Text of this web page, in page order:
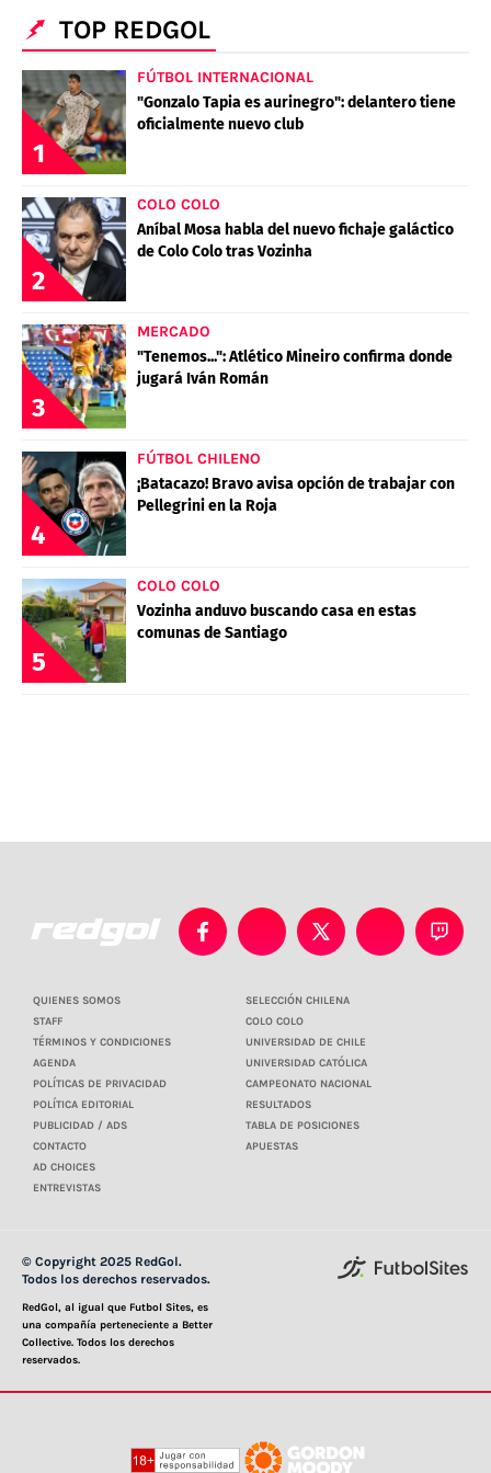
POLÍTICAS DE PRIVACIDAD
POLÍTICA EDITORIAL
PUBLICIDAD / ADS
CONTACTO
AD CHOICES
ENTREVISTAS
TABLA DE POSICIONES
APUESTAS
Términos y Condiciones
Políticas de Privacidad
Ad Choices
compañía perteneciente a Better Collective.
Todos los derechos reservados
TOP REDGOL
1
FÚTBOL INTERNACIONAL
"Gonzalo Tapia es aurinegro": delantero tiene
oficialmente nuevo club
2
COLO COLO
Aníbal Mosa habla del nuevo fichaje galáctico
de Colo Colo tras Vozinha
3
MERCADO
"Tenemos...": Atlético Mineiro confirma donde
jugará Iván Román
4
FÚTBOL CHILENO
¡Batacazo! Bravo avisa opción de trabajar con
Pellegrini en la Roja
5
COLO COLO
Vozinha anduvo buscando casa en estas
comunas de Santiago
QUIENES SOMOS
STAFF
TÉRMINOS Y CONDICIONES
AGENDA
POLÍTICAS DE PRIVACIDAD
POLÍTICA EDITORIAL
PUBLICIDAD / ADS
CONTACTO
AD CHOICES
ENTREVISTAS
SELECCIÓN CHILENA
COLO COLO
UNIVERSIDAD DE CHILE
UNIVERSIDAD CATÓLICA
CAMPEONATO NACIONAL
RESULTADOS
TABLA DE POSICIONES
APUESTAS
© Copyright 2025 RedGol.
Todos los derechos reservados.
RedGol, al igual que Futbol Sites, es
una compañía perteneciente a Better
Collective. Todos los derechos
reservados.